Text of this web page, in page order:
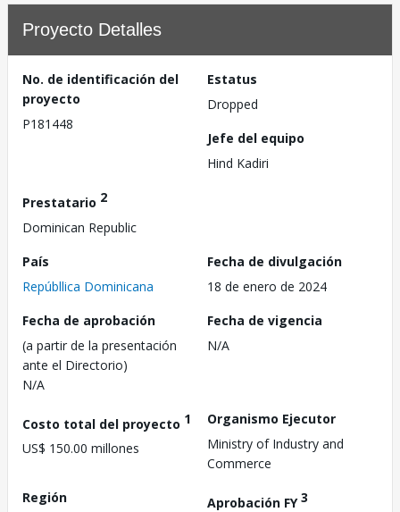
Proyecto Detalles
No. de identificación del
proyecto
P181448
Estatus
Dropped
Jefe del equipo
Hind Kadiri
Prestatario 2
Dominican Republic
País
Repúbllica Dominicana
Fecha de divulgación
18 de enero de 2024
Fecha de aprobación
(a partir de la presentación
ante el Directorio)
N/A
Fecha de vigencia
N/A
Costo total del proyecto 1
US$ 150.00 millones
Organismo Ejecutor
Ministry of Industry and
Commerce
Región
Aprobación FY3